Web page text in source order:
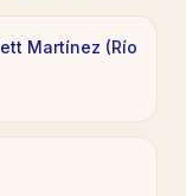
Martínez (Río